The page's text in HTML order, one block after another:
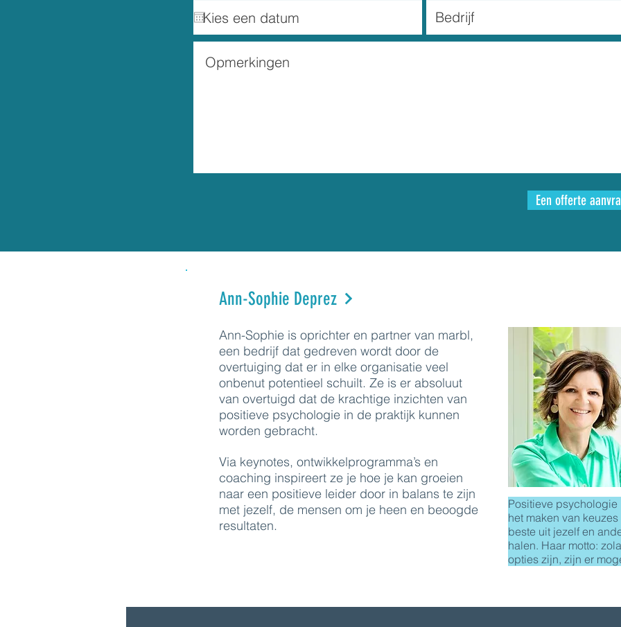
Een offerte
Ann-Sophie Deprez
Ann-Sophie is oprichter en partner van marbl,
een bedrijf dat gedreven wordt door de
overtuiging dat er in elke organisatie veel
onbenut potentieel schuilt. Ze is er absoluut
van overtuigd dat de krachtige inzichten van
positieve psychologie in de praktijk kunnen
worden gebracht.
Via keynotes, ontwikkelprogramma’s en
coaching inspireert ze je hoe je kan groeien
naar een positieve leider door in balans te zijn
met jezelf, de mensen om je heen en beoogde
resultaten.
Positieve
het maken van keuzes
beste uit jezelf en
halen. Haar motto:
opties zijn, zijn er